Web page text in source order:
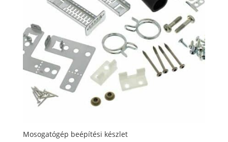
Mosogatógép beépítési készlet